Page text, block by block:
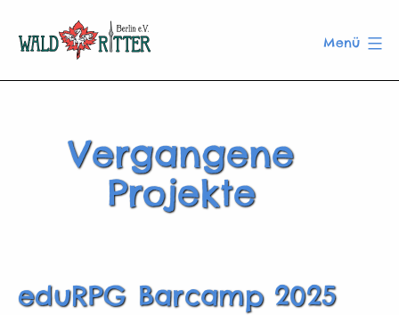
Inhalt
Menü
Vergangene
Projekte
eduRPG Barcamp 2025